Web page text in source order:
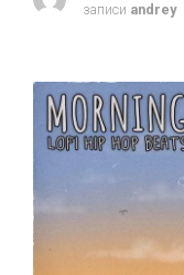
записи andrey